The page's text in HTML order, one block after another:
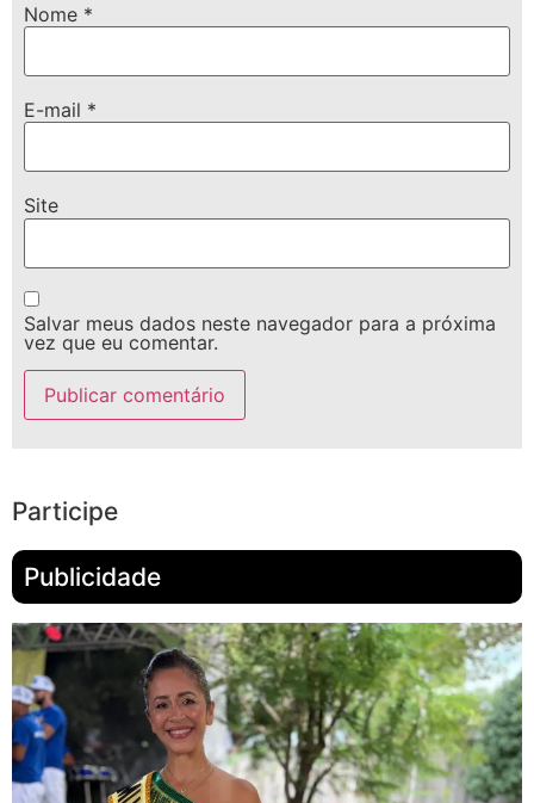
Nome *
E-mail *
Site
Salvar meus dados neste navegador para a próxima
vez que eu comentar.
Participe
Publicidade